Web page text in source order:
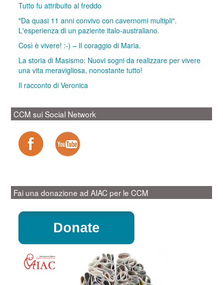
Tutto fu attribuito al freddo
"Da quasi 11 anni convivo con cavernomi multipli".
L'esperienza di un paziente italo-australiano.
Così è vivere! :-) – Il coraggio di Maria.
La storia di Masismo: Nuovi sogni da realizzare per vivere
una vita meravigliosa, nonostante tutto!
Il racconto di Veronica
CCM sui Social Network
Fai una donazione ad AIAC per le CCM
Donate